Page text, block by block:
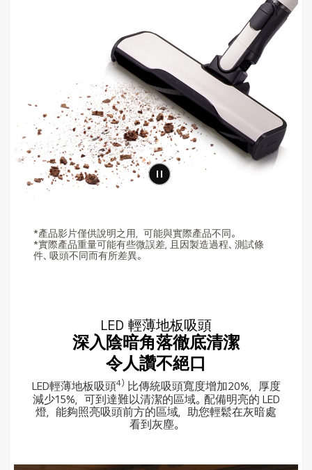
*產品影片僅供說明之用，可能與實際產品不同。
*實際產品重量可能有些微誤差, 且因製造過程、測試條
件、吸頭不同而有所差異。
LED 輕薄地板吸頭
深入陰暗角落徹底清潔
令人讚不絕口
LED輕薄地板吸頭4) 比傳統吸頭寬度增加20%，厚度
減少15%，可到達難以清潔的區域。配備明亮的 LED
燈，能夠照亮吸頭前方的區域，助您輕鬆在灰暗處
看到灰塵。